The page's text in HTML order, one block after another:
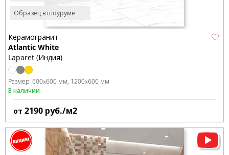
Образец в шоуруме
Керамогранит
Atlantic White
Laparet (Индия)
Размер: 600x600 мм 1200x600 мм
В наличии
от 2190 руб./м2